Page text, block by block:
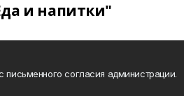
и напитки"
согласия администрации.